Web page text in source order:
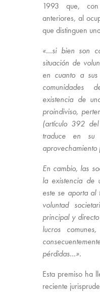
1993 que,
anteriores, al
que distinguen
«…si bien son
situación de
en cuanto a
comunidades
existencia de
proindiviso,
(artículo 392
traduce en su
aprovechamiento
En cambio, las
la existencia de
este se aporta al
voluntad
principal y
lucros
pérdidas…».
Esta premiso ha
reciente